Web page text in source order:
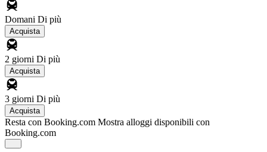
Domani Di più
Acquista
2 giorni Di più
Acquista
3 giorni Di più
Acquista
Resta con Booking.com Mostra alloggi disponibili con
Booking.com